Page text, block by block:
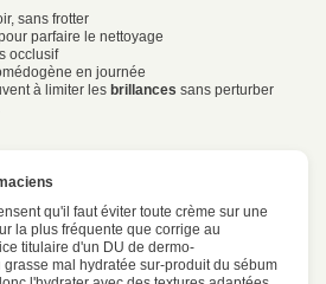
sans frotter
parfaire le nettoyage
occlusif
en journée
à limiter les brillances sans perturber
qu'il faut éviter toute crème sur une
la plus fréquente que corrige au
titulaire d'un DU de dermo-
mal hydratée sur-produit du sébum